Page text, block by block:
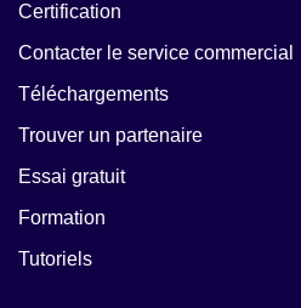
Certification
Contacter le service commercial
Téléchargements
Trouver un partenaire
Essai gratuit
Formation
Tutoriels